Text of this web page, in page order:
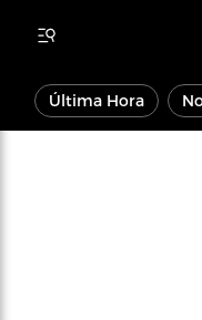
Última Hora